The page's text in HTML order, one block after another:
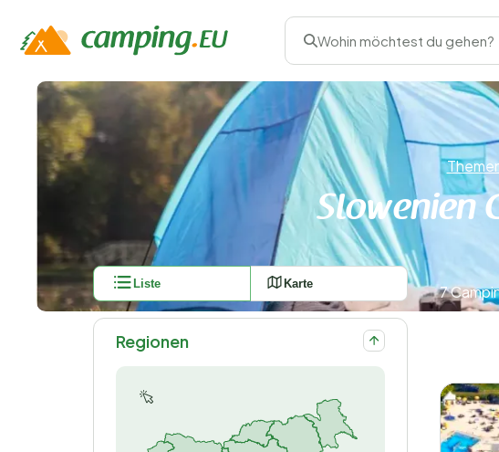
Wohin möchtest du gehen?
Slowenien
Liste Karte
Regionen
7